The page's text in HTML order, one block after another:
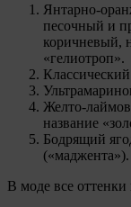
Янтарно-
песочный и
коричневый,
«гелиотроп».
Желто-
название
Бодрящий
(«маджента»).
В моде все оттенки